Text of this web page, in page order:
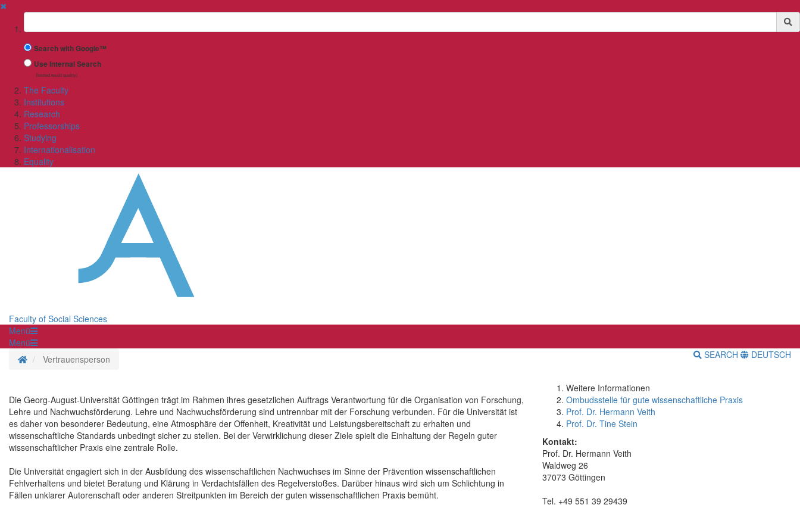
✖
Suchbegriff
Search with Google™
Use Internal Search
(limited result quality)
The Faculty
Institutions
Research
Professorships
Studying
Internationalisation
Equality
Faculty of Social Sciences
Menü
Menü
Homepage
Vertrauensperson SEARCH DEUTSCH
Die Georg-August-Universität Göttingen trägt im Rahmen ihres gesetzlichen Auftrags Verantwortung für die Organisation von Forschung,
Lehre und Nachwuchsförderung. Lehre und Nachwuchsförderung sind untrennbar mit der Forschung verbunden. Für die Universität ist
es daher von besonderer Bedeutung, eine Atmosphäre der Offenheit, Kreativität und Leistungsbereitschaft zu erhalten und
wissenschaftliche Standards unbedingt sicher zu stellen. Bei der Verwirklichung dieser Ziele spielt die Einhaltung der Regeln guter
wissenschaftlicher Praxis eine zentrale Rolle.
Die Universität engagiert sich in der Ausbildung des wissenschaftlichen Nachwuchses im Sinne der Prävention wissenschaftlichen
Fehlverhaltens und bietet Beratung und Klärung in Verdachtsfällen des Regelverstoßes. Darüber hinaus wird sich um Schlichtung in
Fällen unklarer Autorenschaft oder anderen Streitpunkten im Bereich der guten wissenschaftlichen Praxis bemüht.
Weitere Informationen
Ombudsstelle für gute wissenschaftliche Praxis
Prof. Dr. Hermann Veith
Prof. Dr. Tine Stein
Kontakt:
Prof. Dr. Hermann Veith
Waldweg 26
37073 Göttingen
Tel. +49 551 39 29439